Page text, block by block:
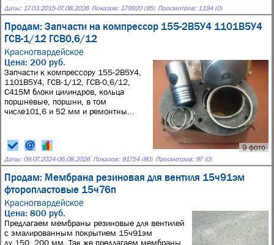
Даты: 17.03.2015-07.08.2026 Показов: 179920 (95) Просмотров: 1194 (0)
Продам: Запчасти на компрессор 155-2В5У4 1101В5У4
ГСВ-1/12 ГСВ0,6/12
Красногвардейское
9 фото
Цена: 200 руб.
Запчасти к компрессору 155-2В5У4,
1101В5У4, ГСВ-1/12, ГСВ-0,6/12,
С415М блоки цилиндров, кольца
поршневые, поршни, в том
числе101,6 и 52 мм и ремонтны...
Даты: 09.07.2024-06.08.2026 Показов: 91754 (80) Просмотров: 97 (0)
Продам: Мембрана резиновая для вентиля 15ч91эм
фторопластовые 15ч76п
Красногвардейское
Цена: 800 руб.
Предлагаем мембраны резиновые для вентилей
с эмалированным покрытием 15ч91эм
ду 150, 200 мм. Так же предлагаем мембраны